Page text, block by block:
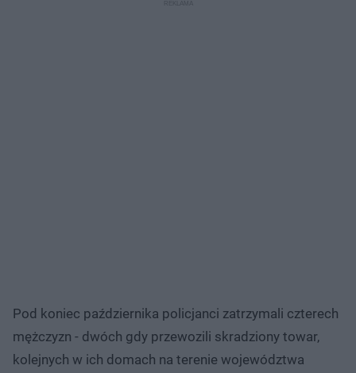
Pod koniec października policjanci zatrzymali czterech
mężczyzn - dwóch gdy przewozili skradziony towar,
kolejnych w ich domach na terenie województwa